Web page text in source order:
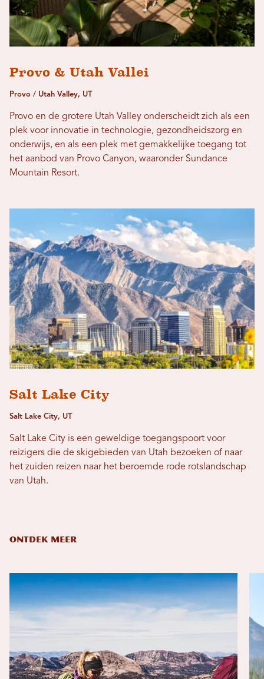
Provo & Utah Vallei
Provo / Utah Valley, UT
Provo en de grotere Utah Valley onderscheidt zich als een
plek voor innovatie in technologie, gezondheidszorg en
onderwijs, en als een plek met gemakkelijke toegang tot
het aanbod van Provo Canyon, waaronder Sundance
Mountain Resort.
Salt Lake City
Salt Lake City, UT
Salt Lake City is een geweldige toegangspoort voor
reizigers die de skigebieden van Utah bezoeken of naar
het zuiden reizen naar het beroemde rode rotslandschap
van Utah.
ONTDEK MEER